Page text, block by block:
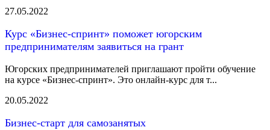
27.05.2022
Курс «Бизнес-спринт» поможет югорским
предпринимателям заявиться на грант
Югорских предпринимателей приглашают пройти обучение
на курсе «Бизнес-спринт». Это онлайн-курс для т...
20.05.2022
Бизнес-старт для самозанятых